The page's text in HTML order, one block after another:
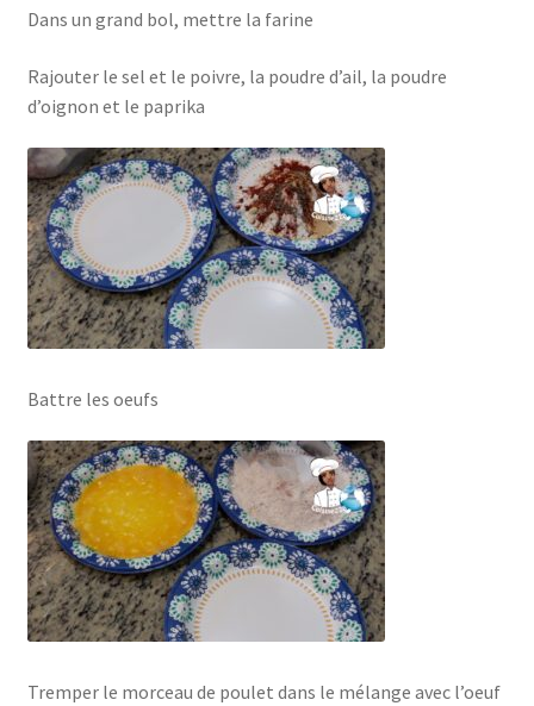
Dans un grand bol, mettre la farine
Rajouter le sel et le poivre, la poudre d’ail, la poudre
d’oignon et le paprika
Battre les oeufs
Tremper le morceau de poulet dans le mélange avec l’oeuf